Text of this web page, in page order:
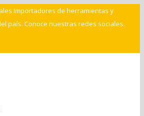
Importadores de herramientas y
país. Conoce nuestras redes sociales.